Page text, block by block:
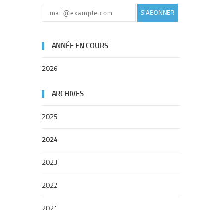
S'ABONNER
ANNÉE EN COURS
2026
ARCHIVES
2025
2024
2023
2022